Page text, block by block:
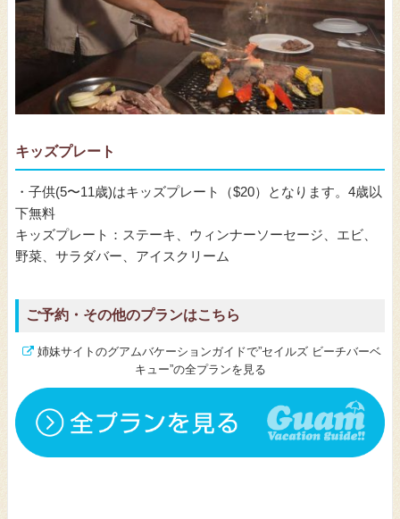
キッズプレート
・子供(5〜11歳)はキッズプレート（$20）となります。4歳以
下無料
キッズプレート：ステーキ、ウィンナーソーセージ、エビ、
野菜、サラダバー、アイスクリーム
ご予約・その他のプランはこちら
姉妹サイトのグアムバケーションガイドで”セイルズ ビーチバーベ
キュー”の全プランを見る